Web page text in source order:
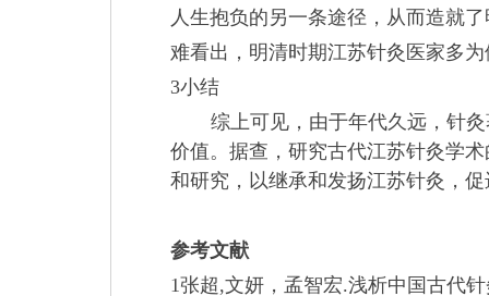
人生抱负的另一条途径，从而造就
难看出，明清时期江苏针灸医家多
3小结
综上可见，由于年代久远，针
价值。据查，研究古代江苏针灸学
和研究，以继承和发扬江苏针灸，
参考文献
1张超,文妍，孟智宏.浅析中国古代